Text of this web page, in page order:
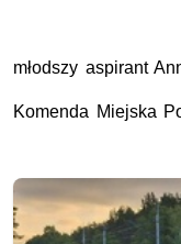
młodszy aspirant
Komenda Miejska